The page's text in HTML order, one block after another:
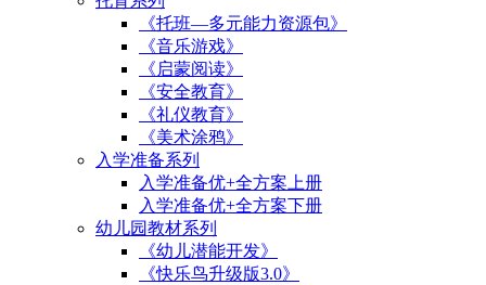
《托班—多元能力资源包》
《音乐游戏》
《启蒙阅读》
《安全教育》
《礼仪教育》
《美术涂鸦》
入学准备系列
入学准备优+全方案上册
入学准备优+全方案下册
幼儿园教材系列
《幼儿潜能开发》
《快乐鸟升级版3.0》